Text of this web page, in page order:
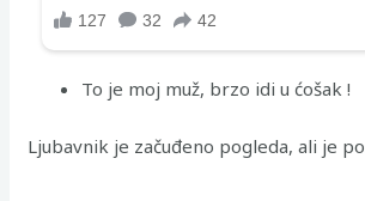
To je moj muž, brzo idi u ćošak !
Ljubavnik je začuđeno pogleda, ali je